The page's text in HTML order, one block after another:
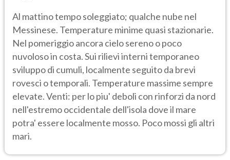
Al mattino tempo soleggiato; qualche nube nel
Messinese. Temperature minime quasi stazionarie.
Nel pomeriggio ancora cielo sereno o poco
nuvoloso in costa. Sui rilievi interni temporaneo
sviluppo di cumuli, localmente seguito da brevi
rovesci o temporali. Temperature massime sempre
elevate. Venti: per lo piu' deboli con rinforzi da nord
nell'estremo occidentale dell'isola dove il mare
potra' essere localmente mosso. Poco mossi gli altri
mari.